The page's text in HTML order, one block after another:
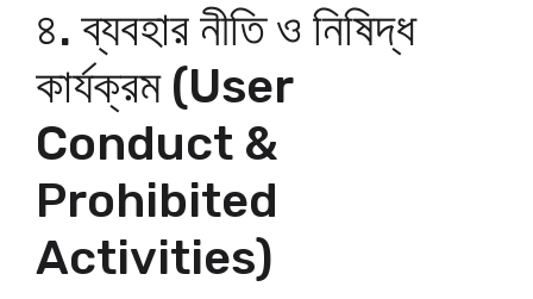
৪. ব্যবহার নীতি ও নিষিদ্ধ
কার্যক্রম (User
Conduct &
Prohibited
Activities)